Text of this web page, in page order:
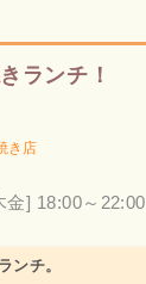
ランチ！
き店
金] 18:00～22:00
ンチ。